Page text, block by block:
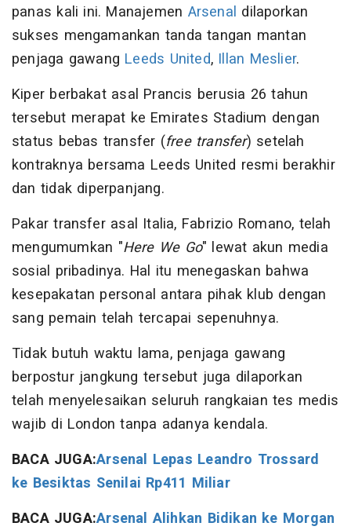
panas kali ini. Manajemen Arsenal dilaporkan
sukses mengamankan tanda tangan mantan
penjaga gawang Leeds United, Illan Meslier.
Kiper berbakat asal Prancis berusia 26 tahun
tersebut merapat ke Emirates Stadium dengan
status bebas transfer (free transfer) setelah
kontraknya bersama Leeds United resmi berakhir
dan tidak diperpanjang.
Pakar transfer asal Italia, Fabrizio Romano, telah
mengumumkan "Here We Go" lewat akun media
sosial pribadinya. Hal itu menegaskan bahwa
kesepakatan personal antara pihak klub dengan
sang pemain telah tercapai sepenuhnya.
Tidak butuh waktu lama, penjaga gawang
berpostur jangkung tersebut juga dilaporkan
telah menyelesaikan seluruh rangkaian tes medis
wajib di London tanpa adanya kendala.
BACA JUGA:Arsenal Lepas Leandro Trossard
ke Besiktas Senilai Rp411 Miliar
BACA JUGA:Arsenal Alihkan Bidikan ke Morgan